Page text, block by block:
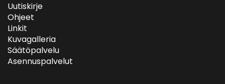
Uutiskirje
Ohjeet
Linkit
Kuvagalleria
Säätöpalvelu
Asennuspalvelut